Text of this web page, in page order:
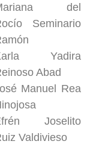
del
Seminario
Yadira
Abad
Manuel Rea
Joselito
Valdivieso